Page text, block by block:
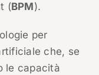
(BPM).
per
che, se
le capacità